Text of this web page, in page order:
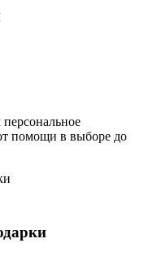
помощи в выборе до